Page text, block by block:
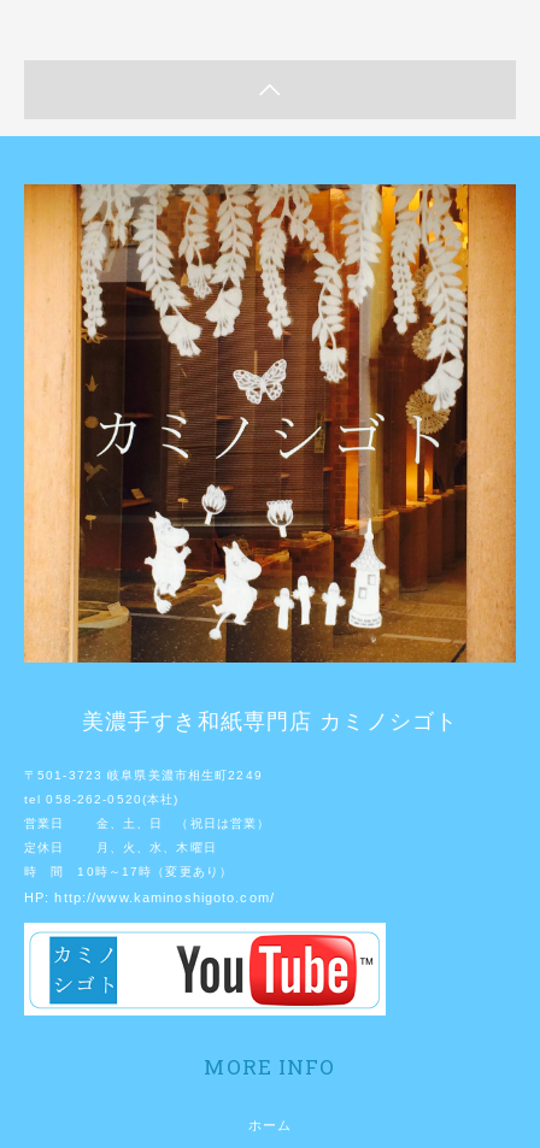
美濃手すき和紙専門店 カミノシゴト
〒501-3723 岐阜県美濃市相生町2249
tel 058-262-0520(本社)
営業日 金、土、日 （祝日は営業）
定休日 月、火、水、木曜日
時 間 10時～17時（変更あり）
HP: http://www.kaminoshigoto.com/
MORE INFO
ホーム